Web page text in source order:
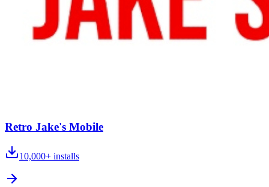
Retro Jake's Mobile
10,000+ installs